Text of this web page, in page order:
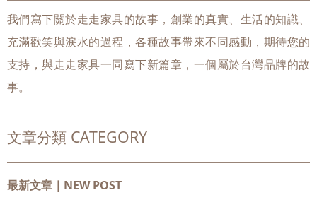
我們寫下關於走走家具的故事，創業的真實、生活的知識、
充滿歡笑與淚水的過程，各種故事帶來不同感動，期待您的
支持，與走走家具一同寫下新篇章，一個屬於台灣品牌的故
事。
文章分類 CATEGORY
最新文章｜NEW POST